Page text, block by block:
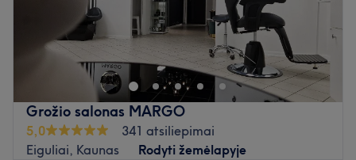
viešuoju transportu.
Atidaryti salono profilį
Naujai įkurta grožio studija. Jauki ir rami aplinka klientui,
turime tris moderniai įrengtus kabinetus jūsų paslaugoms.
Atidaryti salono profilį
Grožio salonas MARGO
5,0
341 atsiliepimai
Eiguliai, Kaunas
Rodyti žemėlapyje